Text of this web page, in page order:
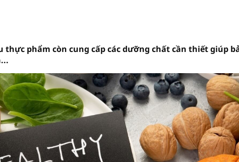
phẩm còn cung cấp các dưỡng chất cần thiết giúp